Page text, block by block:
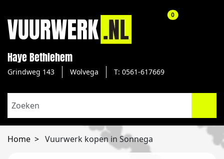
Haye Bethlehem
Grindweg 143 Wolvega T: 0561-617669
0aantal
Home Vuurwerk kopen in Sonnega